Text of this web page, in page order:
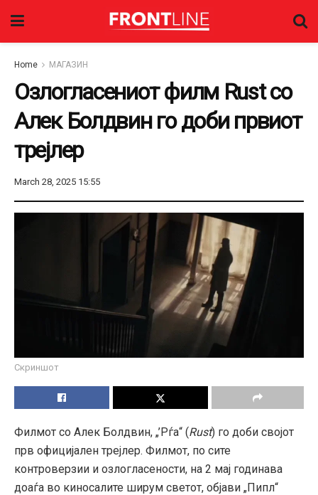
Home МАГАЗИН
Озлогласениот филм Rust со
Алек Болдвин го доби првиот
трејлер
March 28, 2025 15:55
Скриншот
Филмот со Алек Болдвин, „’Рѓа“ (Rust) го доби својот
прв официјален трејлер. Филмот, по сите
контроверзии и озлогласености, на 2 мај годинава
доаѓа во киносалите ширум светот, објави „Пипл“